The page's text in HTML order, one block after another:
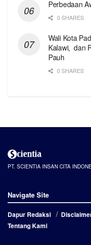
Perbedaan
0 SHARES
Wali Kota
Kalawi, dan
Pauh
0 SHARES
PT. SCIENTIA INSAN CITA
Navigate Site
Dapur Redaksi
Tentang Kami